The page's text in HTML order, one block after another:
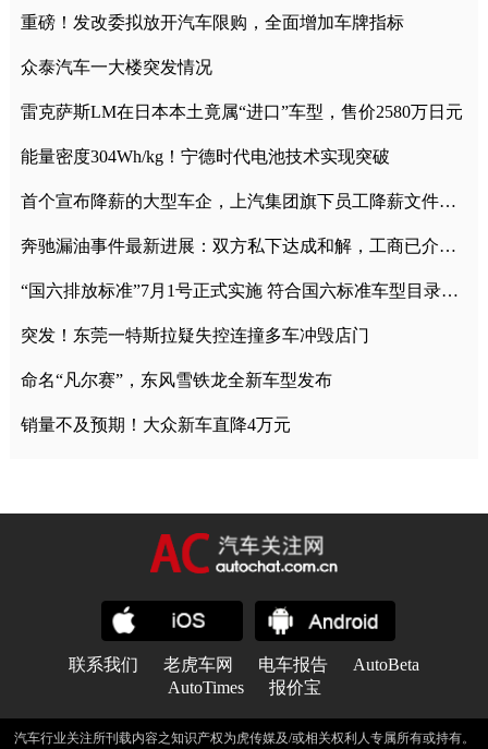
重磅！发改委拟放开汽车限购，全面增加车牌指标
众泰汽车一大楼突发情况
雷克萨斯LM在日本本土竟属“进口”车型，售价2580万日元
能量密度304Wh/kg！宁德时代电池技术实现突破
首个宣布降薪的大型车企，上汽集团旗下员工降薪文件曝光
奔驰漏油事件最新进展：双方私下达成和解，工商已介入调查
“国六排放标准”7月1号正式实施 符合国六标准车型目录一览
突发！东莞一特斯拉疑失控连撞多车冲毁店门
命名“凡尔赛”，东风雪铁龙全新车型发布
销量不及预期！大众新车直降4万元
联系我们 老虎车网 电车报告
AutoBeta
AutoTimes
报价宝
汽车行业关注所刊载内容之知识产权为虎传媒及/或相关权利人专属所有或持有。